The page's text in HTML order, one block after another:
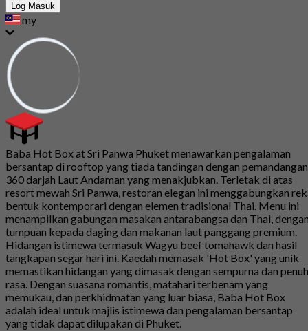
Log Masuk
my
Baba Hot Box at Sri Panwa Phuket menawarkan pengalaman
bersantap di rooftop yang tiada tandingan dengan pemandangan
360 darjah Laut Andaman yang menakjubkan. Terletak di atas
resort mewah Sri Panwa, restoran elegan ini menggabungkan
bentuk kontemporari dengan elemen tradisional Thai. Menu ini
menampilkan gabungan masakan antarabangsa dan Thai,
tumpuan kepada daging dan makanan laut panggang premium.
Hidangan istimewa termasuk Wagyu beef tomahawk dan hasil
tangkapan segar hari ini. Kaedah memasak 'Hot Box' yang unik
memastikan hidangan yang dimasak dengan sempurna dan penuh
rasa. Dengan suasana romantis, matahari terbenam yang
memukau, dan perkhidmatan yang luar biasa, Baba Hot Box
adalah ideal untuk majlis istimewa dan pengalaman bersantap
yang tidak dapat dilupakan di Phuket.